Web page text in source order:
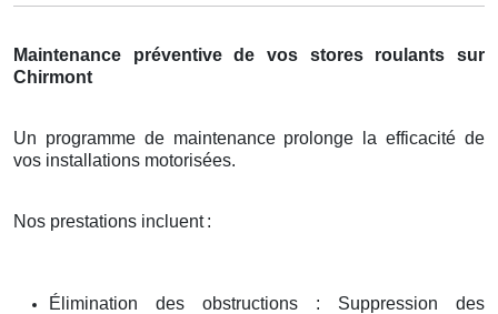
Maintenance préventive de vos stores roulants sur
Chirmont
Un programme de maintenance prolonge la efficacité de
vos installations motorisées.
Nos prestations incluent :
Élimination des obstructions : Suppression des